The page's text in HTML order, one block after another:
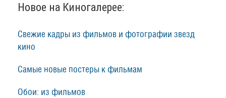
Новое на Киногалерее:
Свежие кадры из фильмов и фотографии звезд
кино
Самые новые постеры к фильмам
Обои: из фильмов